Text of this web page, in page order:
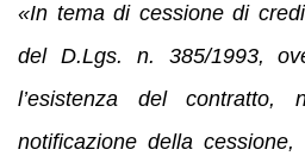
«In tema di cessione di
del D.Lgs. n. 385/1993,
l’esistenza del
notificazione della